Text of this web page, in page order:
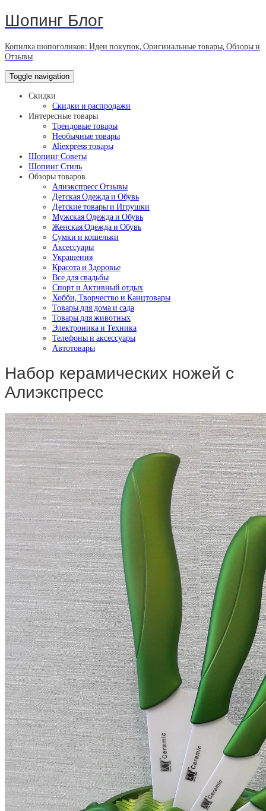
Шопинг Блог
Копилка шопоголиков: Идеи покупок, Оригинальные товары, Обзоры и
Отзывы
Toggle navigation
Скидки
Скидки и распродажи
Интересные товары
Трендовые товары
Необычные товары
Aliexpress товары
Шопинг Советы
Шопинг Стиль
Обзоры товаров
Алиэкспресс Отзывы
Детская Одежда и Обувь
Детские товары и Игрушки
Мужская Одежда и Обувь
Женская Одежда и Обувь
Сумки и кошельки
Аксессуары
Украшения
Красота и Здоровье
Все для свадьбы
Спорт и Активный отдых
Хобби, Творчество и Канцтовары
Товары для дома и сада
Товары для животных
Электроника и Техника
Телефоны и аксессуары
Автотовары
Набор керамических ножей с
Алиэкспресс